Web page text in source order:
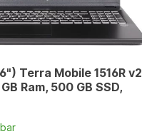
Terra Mobile 1516R v2
Ram, 500 GB SSD,